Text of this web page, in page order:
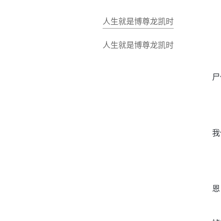
人生就是博尊龙凯时
人生就是博尊龙凯时